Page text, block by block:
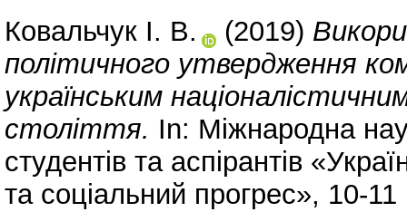
Ковальчук І. В. (2019)
політичного утвердження
українським
століття. In: Міжнародна
студентів та аспірантів
та соціальний прогрес», 10-